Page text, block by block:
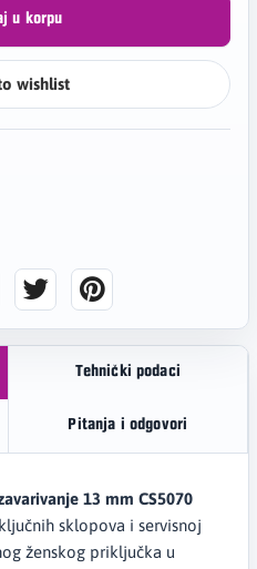
u korpu
wishlist
Tehnički podaci
Pitanja i odgovori
13 mm CS5070
sklopova i servisnoj
ženskog priključka u